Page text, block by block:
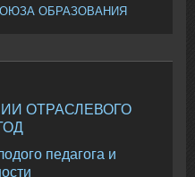
ОБРАЗОВАНИЯ
ОТРАСЛЕВОГО
педагога и